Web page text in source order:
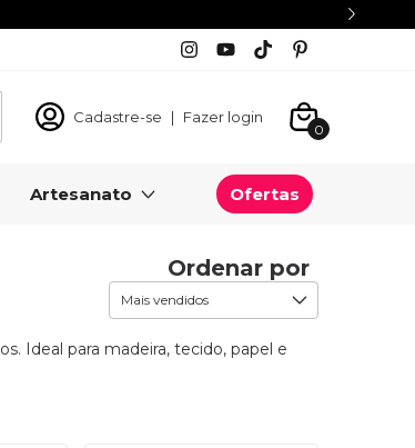
Cadastre-se | Fazer login
0
Artesanato Ofertas
Ordenar por
Ideal para madeira, tecido, papel e